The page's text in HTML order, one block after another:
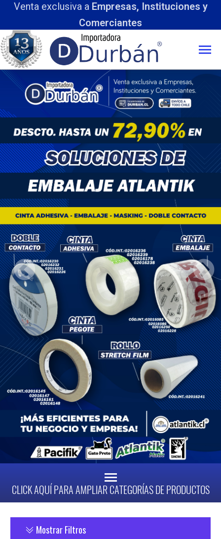
Venta exclusiva a Empresas, Instituciones y
Comerciantes
CLICK AQUÍ PARA AMPLIAR CATEGORÍAS DE PRODUCTOS
Mostrar Filtros